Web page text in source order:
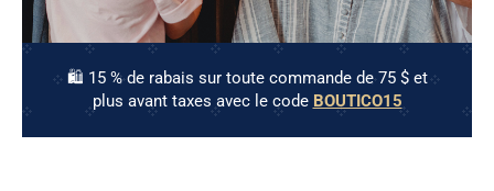
🛍️ 15 % de rabais sur toute commande de 75 $ et
plus avant taxes avec le code BOUTICO15